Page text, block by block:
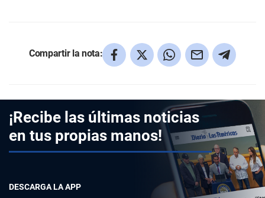
Compartir la nota:
¡Recibe las últimas noticias
en tus propias manos!
DESCARGA LA APP